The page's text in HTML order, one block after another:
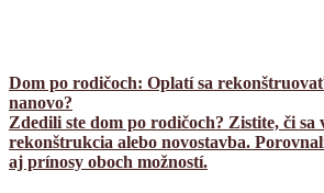
Dom po rodičoch: Oplatí sa
nanovo?
Zdedili ste dom po rodičoch? Zistite, či sa
rekonštrukcia alebo novostavba.
aj prínosy oboch možností.